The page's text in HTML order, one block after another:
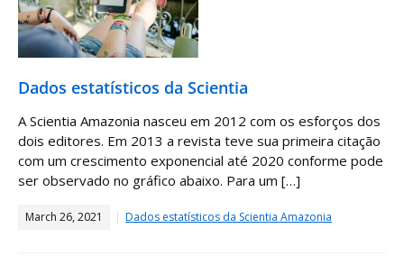
Dados estatísticos da Scientia
A Scientia Amazonia nasceu em 2012 com os esforços dos
dois editores. Em 2013 a revista teve sua primeira citação
com um crescimento exponencial até 2020 conforme pode
ser observado no gráfico abaixo. Para um […]
March 26, 2021 Dados estatísticos da Scientia Amazonia